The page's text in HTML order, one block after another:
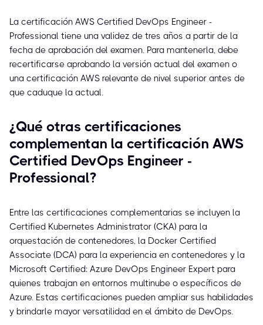
La certificación AWS Certified DevOps Engineer -
Professional tiene una validez de tres años a partir de la
fecha de aprobación del examen. Para mantenerla, debe
recertificarse aprobando la versión actual del examen o
una certificación AWS relevante de nivel superior antes de
que caduque la actual.
¿Qué otras certificaciones
complementan la certificación AWS
Certified DevOps Engineer -
Professional?
Entre las certificaciones complementarias se incluyen la
Certified Kubernetes Administrator (CKA) para la
orquestación de contenedores, la Docker Certified
Associate (DCA) para la experiencia en contenedores y la
Microsoft Certified: Azure DevOps Engineer Expert para
quienes trabajan en entornos multinube o específicos de
Azure. Estas certificaciones pueden ampliar sus habilidades
y brindarle mayor versatilidad en el ámbito de DevOps.